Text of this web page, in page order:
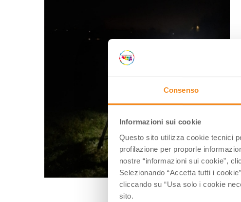
Consenso
Informazioni sui cookie
Questo sito utilizza cookie tecnici
profilazione per proporle
nostre “informazioni sui cookie”,
Selezionando “Accetta tutti i
cliccando su “Usa solo i cookie
sito.